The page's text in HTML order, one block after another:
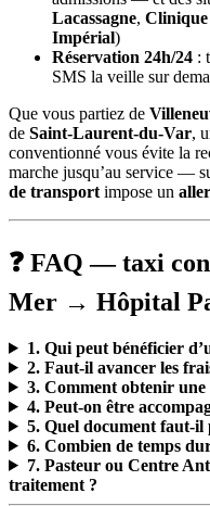
Lacassagne, Clinique
Impérial)
Réservation 24h/24 :
SMS la veille sur
Que vous partiez de
de Saint-Laurent-du-Var,
conventionné vous évite la
marche jusqu’au service —
de transport impose un
❓ FAQ — taxi
Mer → Hôpital
1. Qui peut bénéficier
2. Faut-il avancer les
3. Comment obtenir
4. Peut-on être
5. Quel document faut-il
6. Combien de temps
7. Pasteur ou Centre
traitement ?